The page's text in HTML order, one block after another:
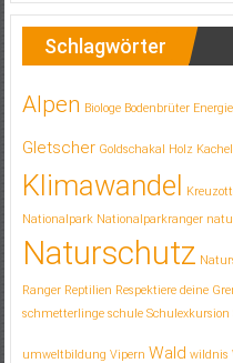
Schlagwörter
Alpen Biologe Bodenbrüter
Gletscher Goldschakal Holz
Klimawandel
Nationalpark Nationalparkranger
Naturschutz
Ranger Reptilien Respektiere deine
schmetterlinge schule Schulexkursion
umweltbildung Vipern Wald wildnis